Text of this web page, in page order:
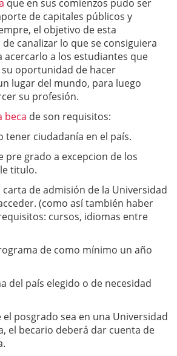
que en sus comienzos pudo ser
de capitales públicos y
el objetivo de esta
canalizar lo que se consiguiera
acercarlo a los estudiantes que
oportunidad de hacer
lugar del mundo, para luego
su profesión.
beca de son requisitos:
tener ciudadanía en el país.
pre grado a excepcion de los
titulo.
de admisión de la Universidad
(como así también haber
cursos, idiomas entre
de como mínimo un año
del país elegido o de necesidad
el posgrado sea en una Universidad
el becario deberá dar cuenta de